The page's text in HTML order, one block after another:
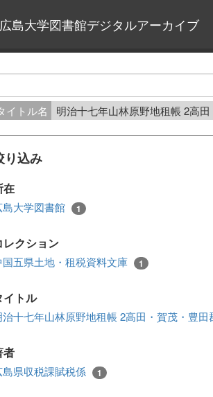
広島大学図書館デジタルアーカイブ
イトル名 明治十七年山林原野地租帳 2高
り込み
在
島大学図書館 1
レクション
国五県土地・租税資料文庫 1
イトル
治十七年山林原野地租帳 2高田・賀茂・豊
者
島県収税課賦税係 1